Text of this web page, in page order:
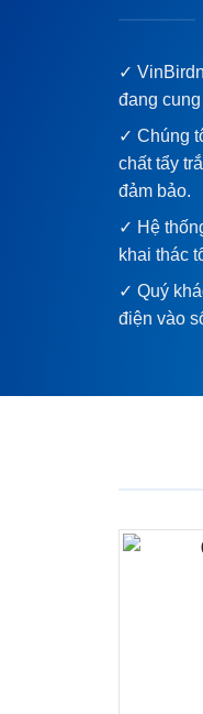
✓
đang
✓ Chúng
chất tẩy
đảm bảo.
✓ Hệ
khai thác
✓ Quý
điện vào